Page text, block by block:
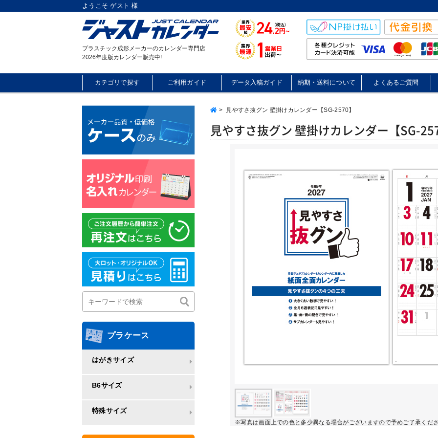
ようこそ ゲスト 様
プラスチック成形メーカーのカレンダー専門店
2026年度版カレンダー販売中!
カテゴリで探す ご利用ガイド データ入稿ガイド 納期・送料について よくあるご質問
プラケース
はがきサイズ
B6サイズ
特殊サイズ
> 見やすさ抜グン 壁掛けカレンダー【SG-2570】
見やすさ抜グン 壁掛けカレンダー【SG-
※写真は画面上での色と多少異なる場合がございますので予めご了承くだ